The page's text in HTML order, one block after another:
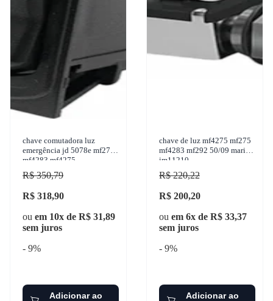
chave comutadora luz
emergência jd 5078e mf275
mf4283 mf4275
R$ 350,79
R$ 318,90
ou em 10x de R$ 31,89
sem juros
- 9%
Adicionar ao
chave de luz mf4275 mf275
mf4283 mf292 50/09 marilia
im11210
R$ 220,22
R$ 200,20
ou em 6x de R$ 33,37
sem juros
- 9%
Adicionar ao